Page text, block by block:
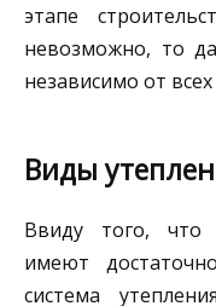
этапе
невозможно, то
независимо от
Виды
Ввиду того, что
имеют
система